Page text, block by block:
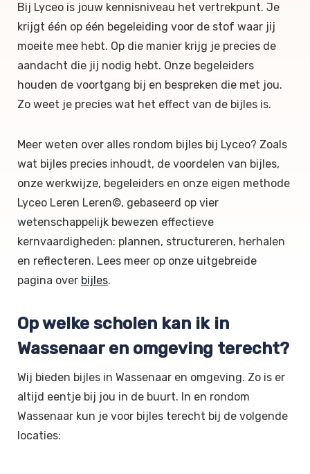
Bij Lyceo is jouw kennisniveau het vertrekpunt. Je
krijgt één op één begeleiding voor de stof waar jij
moeite mee hebt. Op die manier krijg je precies de
aandacht die jij nodig hebt. Onze begeleiders
houden de voortgang bij en bespreken die met jou.
Zo weet je precies wat het effect van de bijles is.
Meer weten over alles rondom bijles bij Lyceo? Zoals
wat bijles precies inhoudt, de voordelen van bijles,
onze werkwijze, begeleiders en onze eigen methode
Lyceo Leren Leren©, gebaseerd op vier
wetenschappelijk bewezen effectieve
kernvaardigheden: plannen, structureren, herhalen
en reflecteren. Lees meer op onze uitgebreide
pagina over bijles.
Op welke scholen kan ik in
Wassenaar en omgeving terecht?
Wij bieden bijles in Wassenaar en omgeving. Zo is er
altijd eentje bij jou in de buurt. In en rondom
Wassenaar kun je voor bijles terecht bij de volgende
locaties: